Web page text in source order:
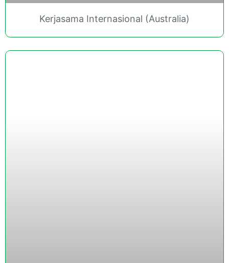
Kerjasama Internasional (Australia)